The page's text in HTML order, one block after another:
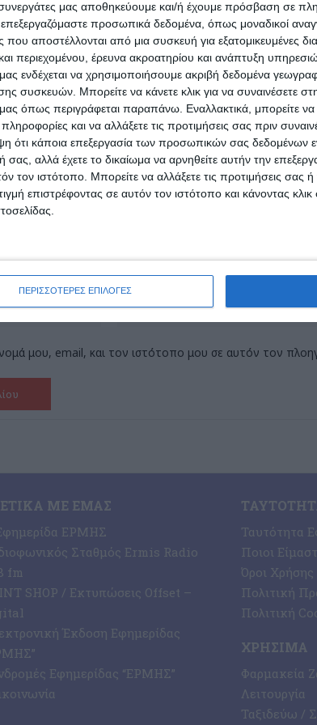
συνεργάτες μας αποθηκεύουμε και/ή έχουμε πρόσβαση σε
προσωπικά δεδομένα, όπως μοναδικοί
που αποστέλλονται από μια συσκευή για εξατομικευμένες
περιεχομένου, έρευνα ακροατηρίου και ανάπτυξη
ενδέχεται να χρησιμοποιήσουμε ακριβή δεδομένα
συσκευών. Μπορείτε να κάνετε κλικ για να συναινέσετε
όπως περιγράφεται παραπάνω. Εναλλακτικά, μπορείτε
και να αλλάξετε τις προτιμήσεις σας πριν
ότι κάποια επεξεργασία των προσωπικών σας δεδομένων
σας, αλλά έχετε το δικαίωμα να αρνηθείτε αυτήν την
τον ιστότοπο. Μπορείτε να αλλάξετε τις προτιμήσεις σας
επιστρέφοντας σε αυτόν τον ιστότοπο και κάνοντας
ΠΕΡΙΣΣΟΤΕΡΕΣ ΕΠΙΛΟΓΕΣ
να ενδιαφερθούν για τη δημόσια
απάντηση
δημοσιεύεται.Τα υποχρεωτικά πεδία σημειώνονται με*
μου, email, και τον ιστότοπο μου σε αυτόν τον
ΜΕ ΕΜΆΣ
ΕΡΜΗΣ
Σταθμός Ermis Radio
fm
SHOP / Εκτυπώσεις Offset –
Έκδοση Εφημερίδας
Εφημερίδας “ΕΡΜΗΣ”
Ταυτότητα
Ποιοι
Όροι Χρήσης
Πολιτική
Πολιτική
ΧΡΉΣΙΜΑ
Φαρμακεία
Λειτουργία
Ταξιδεύω /